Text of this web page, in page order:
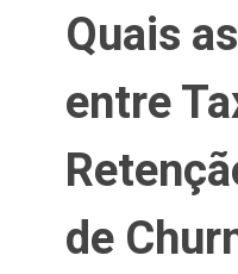
Quais
entre
de